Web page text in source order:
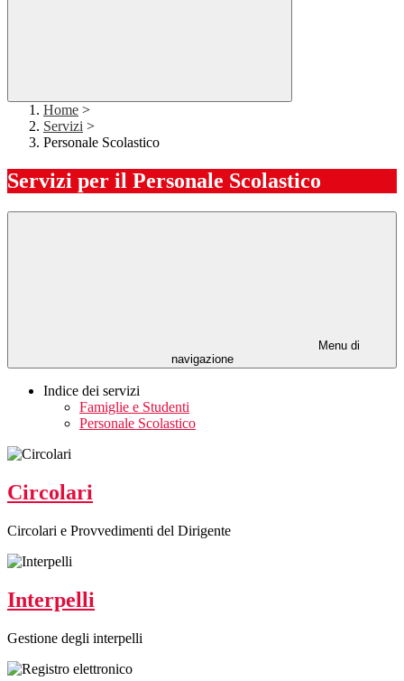
Home >
Servizi >
Personale Scolastico
Servizi per il Personale Scolastico
Menu di
navigazione
Indice dei servizi
Famiglie e Studenti
Personale Scolastico
Circolari
Circolari e Provvedimenti del Dirigente
Interpelli
Gestione degli interpelli